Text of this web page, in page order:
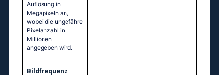
Auflösung in
Megapixeln an,
wobei die ungefähre
Pixelanzahl in
Millionen
angegeben wird.
Bildfrequenz